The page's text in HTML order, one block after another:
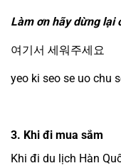
Làm ơn hãy dừng lại
여기서 세워주세요
yeo ki seo se uo chu
3. Khi đi mua sắm
Khi đi du lịch Hàn